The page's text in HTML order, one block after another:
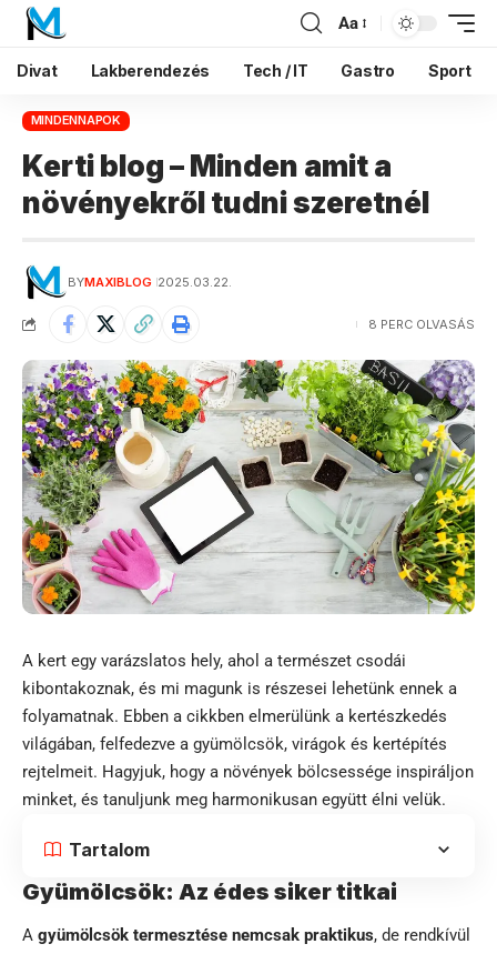
Aa
Divat Lakberendezés Tech / IT Gastro Sport
MINDENNAPOK
Kerti blog – Minden amit a
növényekről tudni szeretnél
BYMAXIBLOG 2025.03.22.
8 PERC OLVASÁS
A kert egy varázslatos hely, ahol a természet csodái
kibontakoznak, és mi magunk is részesei lehetünk ennek a
folyamatnak. Ebben a cikkben elmerülünk a kertészkedés
világában, felfedezve a gyümölcsök, virágok és kertépítés
rejtelmeit. Hagyjuk, hogy a növények bölcsessége inspiráljon
minket, és tanuljunk meg harmonikusan együtt élni velük.
Tartalom
Gyümölcsök: Az édes siker titkai
A gyümölcsök termesztése nemcsak praktikus, de rendkívül